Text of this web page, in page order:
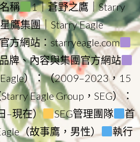
稱
1｜蒼野之鷹｜Starry
鷹集團｜Starry Eagle
方網站：starryeagle.com
牌、內容與集團官方網站
）：（2009–2023，15
Eagle Group，SEG）：
–現在）
SEG管理團隊
首
（故事鷹，男性）
執行